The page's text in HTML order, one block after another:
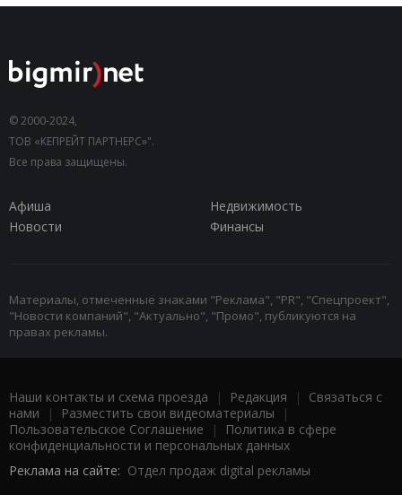
© 2000-2024,
ТОВ «КЕПРЕЙТ ПАРТНЕРС»".
Все права защищены.
Афиша
Недвижимость
Новости
Финансы
Материалы, отмеченные знаками "Реклама", "PR", "Спецпроект",
"Новости компаний", "Актуально", "Промо", публикуются на
правах рекламы.
Наши контакты и схема проезда | Редакция | Связаться с
нами | Разместить свои видеоматериалы |
Пользовательское Соглашение |
Политика в сфере
конфиденциальности и персональных данных
Реклама на сайте: Отдел продаж digital рекламы